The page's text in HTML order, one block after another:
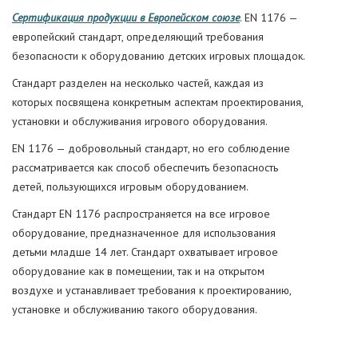
Сертификация продукции в Европейском союзе. EN 1176 —
европейский стандарт, определяющий требования
безопасности к оборудованию детских игровых площадок.
Стандарт разделен на несколько частей, каждая из
которых посвящена конкретным аспектам проектирования,
установки и обслуживания игрового оборудования.
EN 1176 — добровольный стандарт, но его соблюдение
рассматривается как способ обеспечить безопасность
детей, пользующихся игровым оборудованием.
Стандарт EN 1176 распространяется на все игровое
оборудование, предназначенное для использования
детьми младше 14 лет. Стандарт охватывает игровое
оборудование как в помещении, так и на открытом
воздухе и устанавливает требования к проектированию,
установке и обслуживанию такого оборудования.